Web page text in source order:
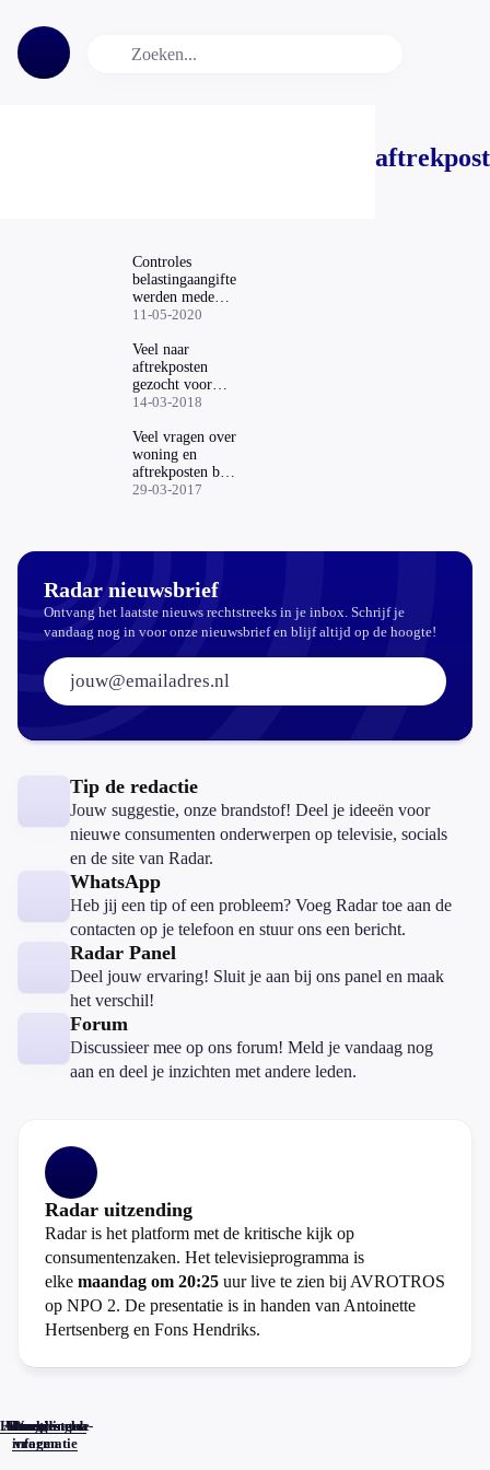
aftrekpost
Controles
belastingaangifte
werden mede
geselecteerd op
nationaliteit
11-05-2020
Veel naar
aftrekposten
gezocht voor
belastingaangifte
14-03-2018
Veel vragen over
woning en
aftrekposten bij
belastingaangifte
29-03-2017
Radar nieuwsbrief
Ontvang het laatste nieuws rechtstreeks in je inbox. Schrijf je
vandaag nog in voor onze nieuwsbrief en blijf altijd op de hoogte!
E-mailadres:
Tip de redactie
Jouw suggestie, onze brandstof! Deel je ideeën voor
nieuwe consumenten onderwerpen op televisie, socials
en de site van Radar.
WhatsApp
Heb jij een tip of een probleem? Voeg Radar toe aan de
contacten op je telefoon en stuur ons een bericht.
Radar Panel
Deel jouw ervaring! Sluit je aan bij ons panel en maak
het verschil!
Forum
Discussieer mee op ons forum! Meld je vandaag nog
aan en deel je inzichten met andere leden.
Radar uitzending
Radar is het platform met de kritische kijk op
consumentenzaken. Het televisieprogramma is
elke maandag om 20:25 uur live te zien bij AVROTROS
op NPO 2. De presentatie is in handen van Antoinette
Hertsenberg en Fons Hendriks.
Home
Actueel
Uitzendingen
Reacties
Programma-
informatie
Veelgestelde
vragen